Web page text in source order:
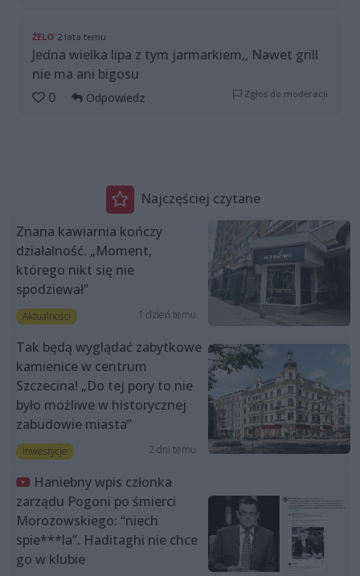
ŻELO 2 lata temu
Jedna wielka lipa z tym jarmarkiem,, Nawet grill
nie ma ani bigosu
0
Odpowiedz Zgłoś do moderacji
Najczęściej czytane
Znana kawiarnia kończy
działalność. „Moment,
którego nikt się nie
spodziewał”
Aktualności 1 dzień temu
Tak będą wyglądać zabytkowe
kamienice w centrum
Szczecina! „Do tej pory to nie
było możliwe w historycznej
zabudowie miasta”
Inwestycje 2 dni temu
Haniebny wpis członka
zarządu Pogoni po śmierci
Morozowskiego: “niech
spie***la”. Haditaghi nie chce
go w klubie